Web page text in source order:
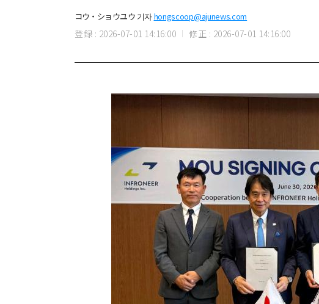
コウ・ショウユウ 기자hongscoop@ajunews.com
登録 : 2026-07-01 14:16:00 修正 : 2026-07-01 14:16:00